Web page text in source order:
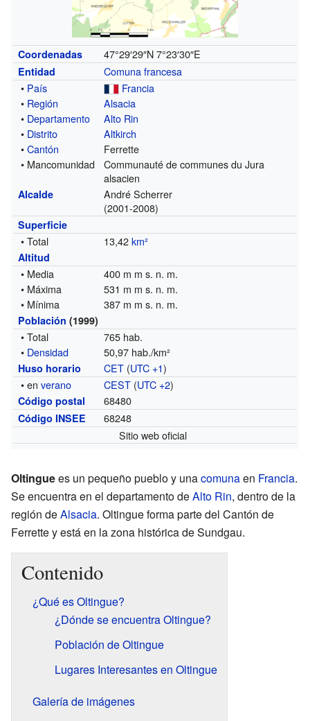
Coordenadas 47°29′29″N 7°23′30″E
Entidad
Comuna francesa
• País
Francia
• Región
Alsacia
• Departamento
Alto Rin
• Distrito
Altkirch
•Cantón
Ferrette
• Mancomunidad
Communauté de communes du Jura
alsacien
Alcalde
André Scherrer
(2001-2008)
Superficie
• Total 13,42km²
Altitud
• Media
400 m m s. n. m.
• Máxima
531 m m s. n. m.
• Mínima
387 m m s. n. m.
Población (1999)
• Total
765 hab.
• Densidad 50,97 hab./km²
Huso horario CET (UTC +1)
• enverano CEST (UTC +2)
Código postal 68480
Código INSEE
68248
Sitio web oficial
Oltinguees un pequeño pueblo y unacomunaen Francia.
Se encuentra en el departamento deAlto Rin, dentro de la
región deAlsacia. Oltingue forma parte del Cantón de
Ferrette y está en la zona histórica de Sundgau.
Contenido
¿Qué es Oltingue?
¿Dónde se encuentra Oltingue?
Población de Oltingue
Lugares Interesantes en Oltingue
Galería de imágenes